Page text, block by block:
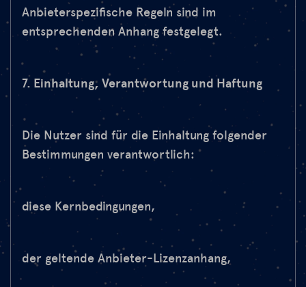
Anbieterspezifische Regeln sind im
entsprechenden Anhang festgelegt.
7. Einhaltung, Verantwortung und Haftung
Die Nutzer sind für die Einhaltung folgender
Bestimmungen verantwortlich:
diese Kernbedingungen,
der geltende Anbieter-Lizenzanhang,